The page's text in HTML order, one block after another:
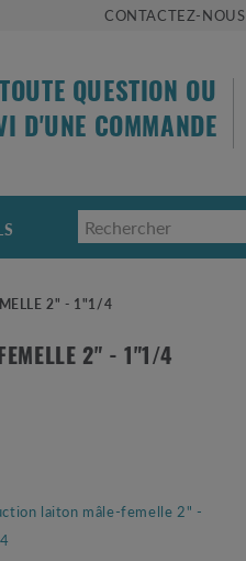
CONTACTEZ-NOUS
QUESTION OU
D'UNE COMMANDE
2" - 1"1/4
2" - 1"1/4
laiton mâle-femelle 2" -